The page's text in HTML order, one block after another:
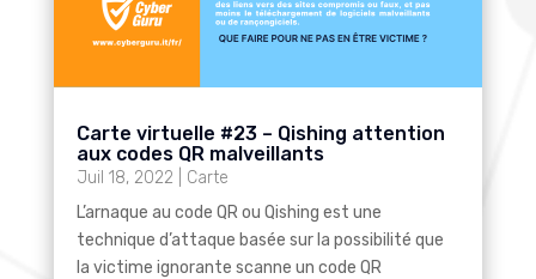
Carte virtuelle #23 – Qishing attention
aux codes QR malveillants
Juil 18, 2022
Carte
L’arnaque au code QR ou Qishing est une
technique d’attaque basée sur la possibilité que
la victime ignorante scanne un code QR